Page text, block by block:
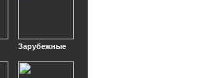
Зарубежные